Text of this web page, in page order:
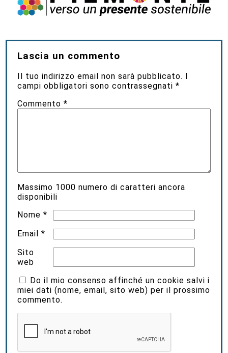
Lascia un commento
Il tuo indirizzo email non sarà pubblicato.
campi obbligatori sono contrassegnati*
Commento*
Massimo 1000 numero di caratteri ancora
disponibili
Nome*
Email*
Sito
web
Do il mio consenso affinché un cookie salvi i
miei dati (nome, email, sito web) per il prossimo
commento.